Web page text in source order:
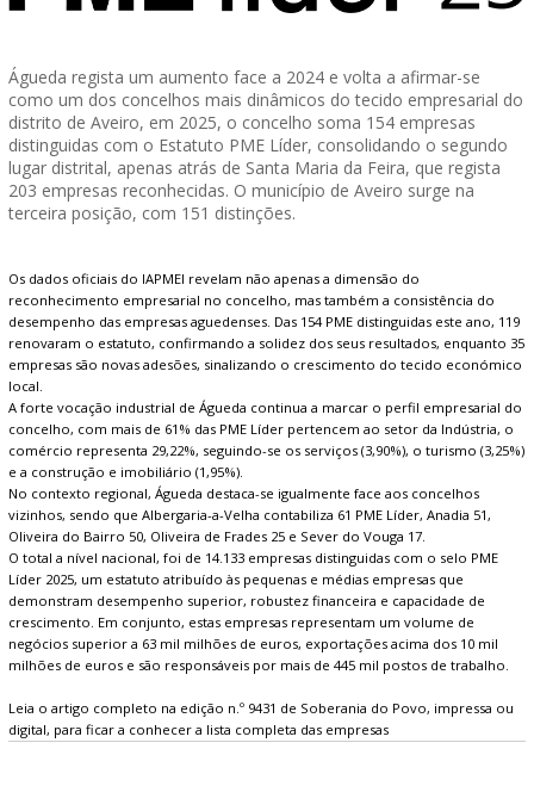
Águeda regista um aumento face a 2024 e volta a afirmar-se
como um dos concelhos mais dinâmicos do tecido empresarial do
distrito de Aveiro, em 2025, o concelho soma 154 empresas
distinguidas com o Estatuto PME Líder, consolidando o segundo
lugar distrital, apenas atrás de Santa Maria da Feira, que regista
203 empresas reconhecidas. O município de Aveiro surge na
terceira posição, com 151 distinções.
Os dados oficiais do IAPMEI revelam não apenas a dimensão do
reconhecimento empresarial no concelho, mas também a consistência do
desempenho das empresas aguedenses. Das 154 PME distinguidas este ano, 119
renovaram o estatuto, confirmando a solidez dos seus resultados, enquanto 35
empresas são novas adesões, sinalizando o crescimento do tecido económico
local.
A forte vocação industrial de Águeda continua a marcar o perfil empresarial do
concelho, com mais de 61% das PME Líder pertencem ao setor da Indústria, o
comércio representa 29,22%, seguindo-se os serviços (3,90%), o turismo (3,25%)
e a construção e imobiliário (1,95%).
No contexto regional, Águeda destaca-se igualmente face aos concelhos
vizinhos, sendo que Albergaria-a-Velha contabiliza 61 PME Líder, Anadia 51,
Oliveira do Bairro 50, Oliveira de Frades 25 e Sever do Vouga 17.
O total a nível nacional, foi de 14.133 empresas distinguidas com o selo PME
Líder 2025, um estatuto atribuído às pequenas e médias empresas que
demonstram desempenho superior, robustez financeira e capacidade de
crescimento. Em conjunto, estas empresas representam um volume de
negócios superior a 63 mil milhões de euros, exportações acima dos 10 mil
milhões de euros e são responsáveis por mais de 445 mil postos de trabalho.
Leia o artigo completo na edição n.º 9431 de Soberania do Povo, impressa ou
digital, para ficar a conhecer a lista completa das empresas